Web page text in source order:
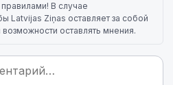
В случае
Latvijas Ziņas оставляет за собой
оставлять мнения.